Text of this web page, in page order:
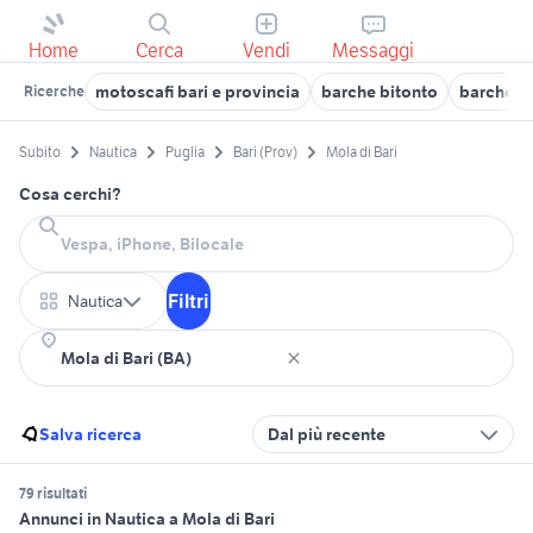
Home Cerca Vendi Messaggi
Ricerche motoscafi bari e provincia barche bitonto barche
Subito Nautica Puglia Bari (Prov) Mola di Bari
Cosa cerchi?
Nautica Filtri
Salva ricerca Dal più recente
79 risultati
Annunci in Nautica a Mola di Bari